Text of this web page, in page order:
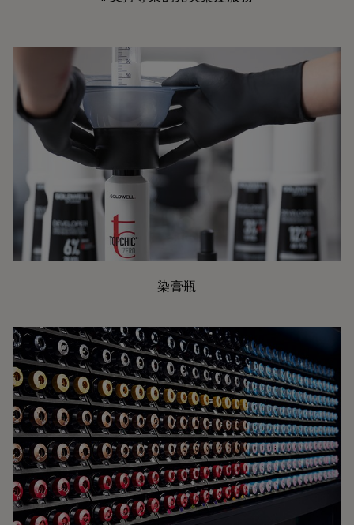
染膏瓶